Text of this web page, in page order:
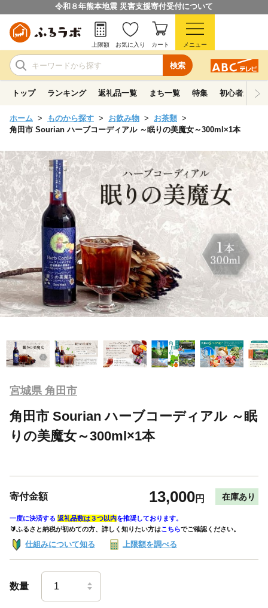
令和８年熊本地震 災害支援寄付受付について
検索
上限額 お気に入り カート メニュー
トップ ランキング 返礼品一覧 まち一覧 特集 初心者ガイド
ホーム ものから探す お飲み物
お茶類
角田市 Sourian ハーブコーディアル ～眠りの美魔女～300ml×1本
宮城県 角田市
角田市 Sourian ハーブコーディアル ～眠
りの美魔女～300ml×1本
寄付金額 13,000円 在庫あり
一度に決済する 返礼品数は３つ以内を推奨しております。
🔰ふるさと納税が初めての方、詳しく知りたい方はこちらでご確認ください。
仕組みについて知る 上限額を調べる
数量